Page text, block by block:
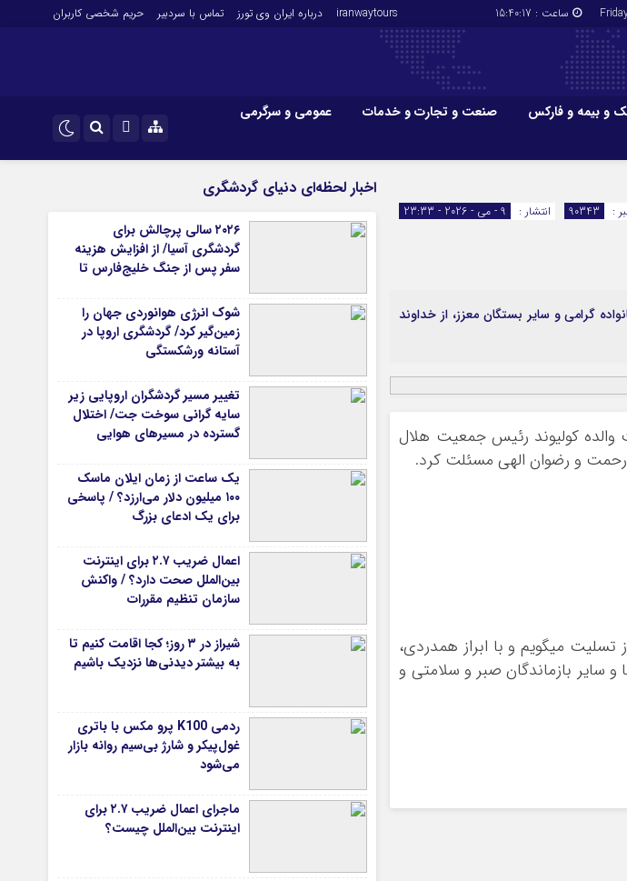
ساعت : 15:40:18
iranwaytours درباره ایران وی تورز تماس با سردبیر حریم شخصی کاربران
و بیمه و فارکس صنعت و تجارت و خدمات
عمومی و سرگرمی
اینستاگرام
میراث فرهنگی
بانک و بیمه و فارکس
ارزدیجیتال
صنعت و تجارت و خدمات
اقتصاد گردشگری
خودرو
انتشار :
9 - می - 2026 - 23:33 :
90343
گرامی و سایر بستگان معزز، از خداوند
کولیوند رئیس جمعیت هلال
رحمت و رضوان الهی مسئلت کرد.
تسلیت می‏گویم و با ابراز همدردی،
سایر بازماندگان صبر و سلامتی و
اخبار لحظه‌ای دنیای گردشگری
۲۰۲۶ سالی پرچالش برای
گردشگری آسیا/ از افزایش هزینه
سفر پس از جنگ خلیج‌فارس تا
شوک انرژی هوانوردی جهان را
زمین‌گیر کرد/ گردشگری اروپا در
آستانه ورشکستگی
تغییر مسیر گردشگران اروپایی زیر
سایه گرانی سوخت جت/ اختلال
گسترده در مسیرهای هوایی
یک ساعت از زمان ایلان ماسک
۱۰۰ میلیون دلار می‌ارزد؟ / پاسخی
برای یک ادعای بزرگ
اعمال ضریب ۲.۷ برای اینترنت
بین‌الملل صحت دارد؟ / واکنش
سازمان تنظیم مقررات
شیراز در ۳ روز؛ کجا اقامت کنیم تا
به بیشتر دیدنی‌ها نزدیک باشیم
ردمی K100 پرو مکس با باتری
غول‌پیکر و شارژ بی‌سیم روانه بازار
می‌شود
ماجرای اعمال ضریب ۲.۷ برای
اینترنت بین‌الملل چیست؟